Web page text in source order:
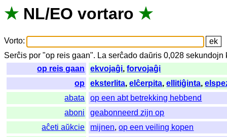
★ NL/EO vortaro ★
Vorto:
Serĉis por "op reis gaan". La serĉado daŭris 0,028sekundojn
op reis gaan
ekvojaĝi,forvojaĝi
op
eksterlita,elĉerpita,ellitiĝinta,
abata
op een abt betrekking hebbend
aboni
geabonneerd zijn op
aĉeti aŭkcie
mijnen,op een veiling kopen